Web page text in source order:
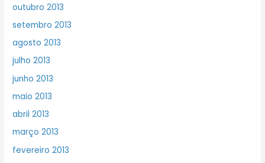
outubro 2013
setembro 2013
agosto 2013
julho 2013
junho 2013
maio 2013
abril 2013
março 2013
fevereiro 2013